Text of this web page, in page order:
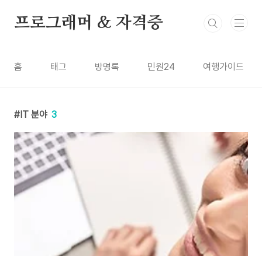
프로그래머 & 자격증
홈 태그 방명록 민원24 여행가이드
IT 분야 3